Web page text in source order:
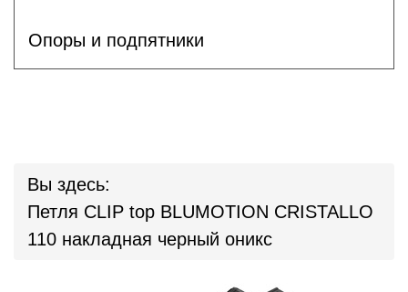
Опоры и подпятники
Вы здесь:
Петля CLIP top BLUMOTION CRISTALLO
110 накладная черный оникс